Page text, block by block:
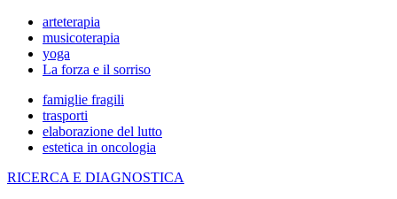
arteterapia
musicoterapia
yoga
La forza e il sorriso
famiglie fragili
trasporti
elaborazione del lutto
estetica in oncologia
RICERCA E DIAGNOSTICA